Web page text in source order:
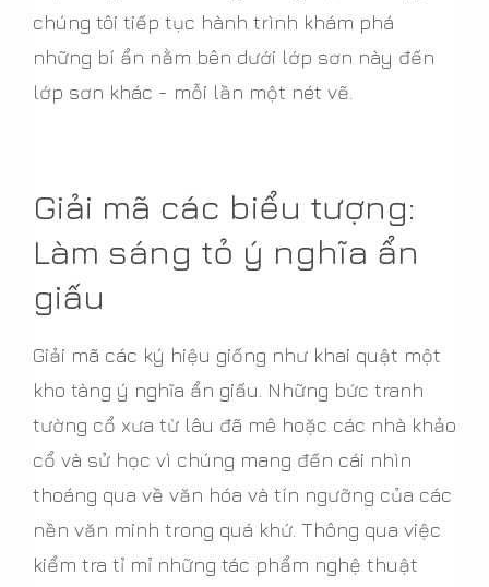
chúng tôi tiếp tục hành trình khám phá
những bí ẩn nằm bên dưới lớp sơn này đến
lớp sơn khác - mỗi lần một nét vẽ.
Giải mã các biểu tượng:
Làm sáng tỏ ý nghĩa ẩn
giấu
Giải mã các ký hiệu giống như khai quật một
kho tàng ý nghĩa ẩn giấu. Những bức tranh
tường cổ xưa từ lâu đã mê hoặc các nhà khảo
cổ và sử học vì chúng mang đến cái nhìn
thoáng qua về văn hóa và tín ngưỡng của các
nền văn minh trong quá khứ. Thông qua việc
kiểm tra tỉ mỉ những tác phẩm nghệ thuật